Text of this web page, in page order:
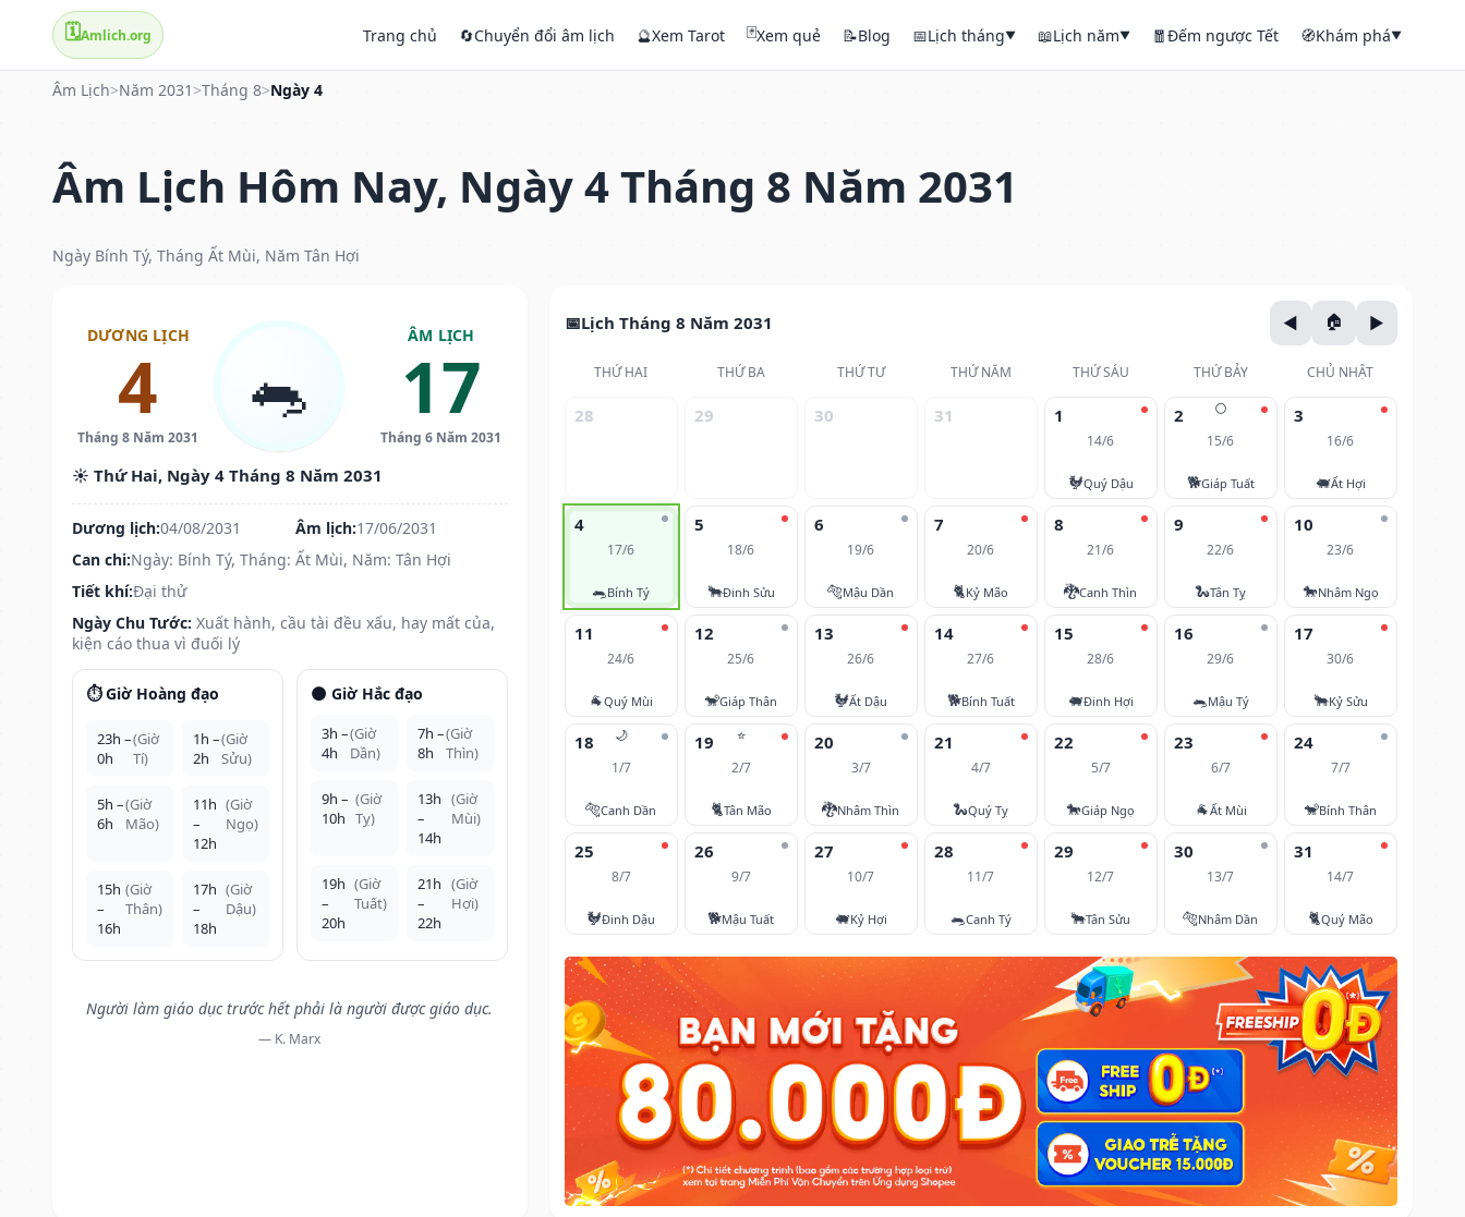
🗓️Amlich.org Trang chủ 🔄Chuyển đổi âm lịch 🔮Xem Tarot 🃏Xem quẻ 📝Blog 📅Lịch tháng▼ 📖Lịch năm▼ 🧧Đếm ngược Tết 🧭Khám phá▼
Âm Lịch>Năm 2031 >Tháng 8>Ngày 4
Âm Lịch Hôm Nay, Ngày 4 Tháng 8 Năm 2031
Ngày Bính Tý, Tháng Ất Mùi, Năm Tân Hợi
DƯƠNG LỊCH
4
Tháng 8 Năm 2031
🐀
ÂM LỊCH
17
Tháng 6 Năm 2031
☀️ Thứ Hai, Ngày 4 Tháng 8 Năm 2031
Dương lịch:04/08/2031 Âm lịch:17/06/2031
Can chi:Ngày: Bính Tý, Tháng: Ất Mùi, Năm: Tân Hợi
Tiết khí:Đại thử
Ngày Chu Tước: Xuất hành, cầu tài đều xấu, hay mất của,
kiện cáo thua vì đuối lý
⏱️ Giờ Hoàng đạo
23h –
0h
(Giờ
Tí)
1h –
2h
(Giờ
Sửu)
5h –
6h
(Giờ
Mão)
11h
–
12h
(Giờ
Ngọ)
15h
–
16h
(Giờ
Thân)
17h
–
18h
(Giờ
Dậu)
🌑 Giờ Hắc đạo
3h –
4h
(Giờ
Dần)
7h –
8h
(Giờ
Thìn)
9h –
10h
(Giờ
Tỵ)
13h
–
14h
(Giờ
Mùi)
19h
–
20h
(Giờ
Tuất)
21h
–
22h
(Giờ
Hợi)
Người làm giáo dục trước hết phải là người được giáo dục.
— K. Marx
Lịch Tháng 8 Năm 2031
THỨ HAI THỨ BA THỨ TƯ THỨ NĂM THỨ SÁU THỨ BẢY CHỦ NHẬT
28 29 30 31 1
14/6
🐓Quý Dậu
🌕
2
15/6
🐕Giáp Tuất
3
16/6
🐖Ất Hợi
4
17/6
🐀Bính Tý
5
18/6
🐂Đinh Sửu
6
19/6
🐅Mậu Dần
7
20/6
🐈Kỷ Mão
8
21/6
🐉Canh Thìn
9
22/6
🐍Tân Tỵ
10
23/6
🐎Nhâm Ngọ
11
24/6
🐐Quý Mùi
12
25/6
🐒Giáp Thân
13
26/6
🐓Ất Dậu
14
27/6
🐕Bính Tuất
15
28/6
🐖Đinh Hợi
16
29/6
🐀Mậu Tý
17
30/6
🐂Kỷ Sửu
🌙
18
1/7
🐅Canh Dần
⭐
19
2/7
🐈Tân Mão
20
3/7
🐉Nhâm Thìn
21
4/7
🐍Quý Tỵ
22
5/7
🐎Giáp Ngọ
23
6/7
🐐Ất Mùi
24
7/7
🐒Bính Thân
25
8/7
🐓Đinh Dậu
26
9/7
🐕Mậu Tuất
27
10/7
🐖Kỷ Hợi
28
11/7
🐀Canh Tý
29
12/7
🐂Tân Sửu
30
13/7
🐅Nhâm Dần
31
14/7
🐈Quý Mão